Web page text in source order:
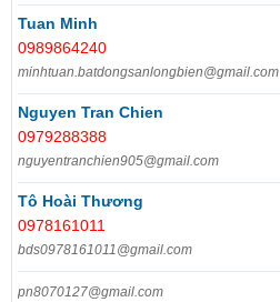
Tuan Minh
0989864240
minhtuan.batdongsanlongbien@gmail.com
Nguyen Tran Chien
0979288388
nguyentranchien905@gmail.com
Tô Hoài Thương
0978161011
bds0978161011@gmail.com
pn8070127@gmail.com